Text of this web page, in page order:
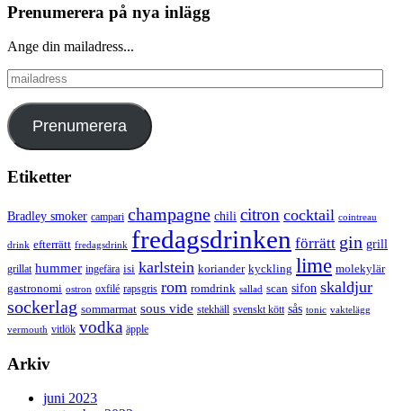
Prenumerera på nya inlägg
Ange din mailadress...
mailadress
Prenumerera
Etiketter
Bradley smoker campari champagne chili citron cocktail cointreau
drink efterrätt fredagsdrink fredagsdrinken förrätt gin grill
grillat hummer ingefära isi karlstein koriander kyckling lime molekylär
gastronomi ostron oxfilé rapsgris rom romdrink sallad scan sifon skaldjur
sockerlag sommarmat sous vide stekhäll svenskt kött sås tonic vaktelägg
vermouth vitlök vodka äpple
Arkiv
juni 2023